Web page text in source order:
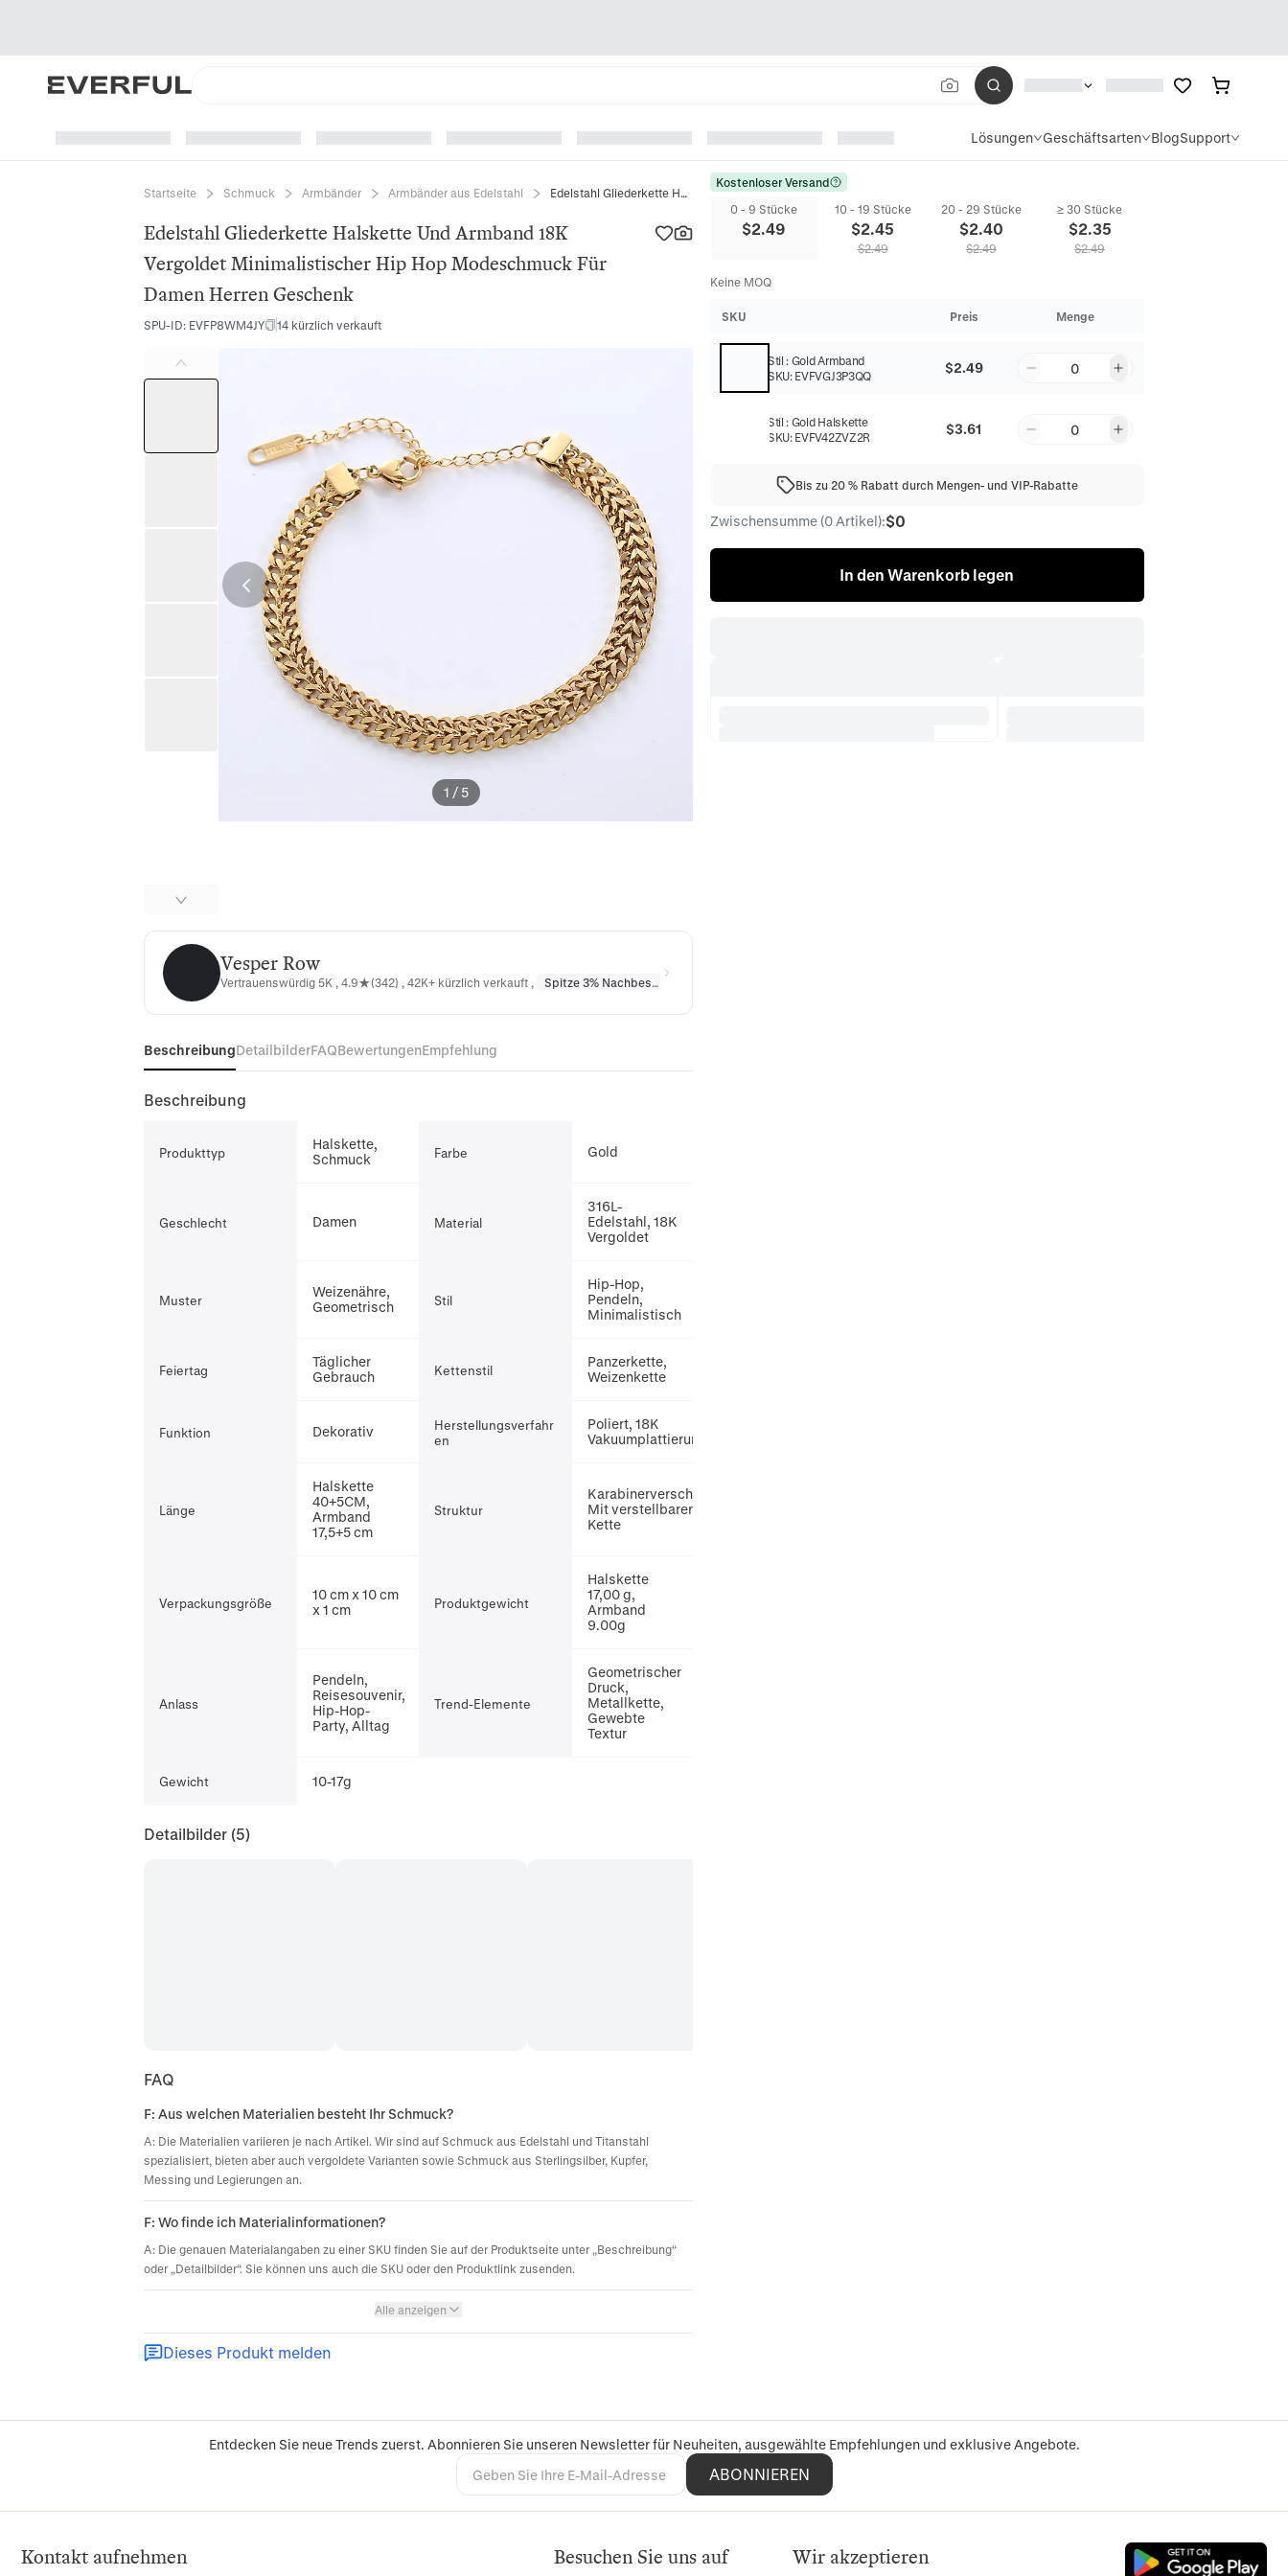
Lösungen Geschäftsarten BlogSupport
Startseite Schmuck Armbänder Armbänder aus Edelstahl Edelstahl Gliederkette Halskette Und Armband 18K Vergoldet Minimalistischer Hip Hop Modeschmuck Für Damen Herren Geschenk
Edelstahl Gliederkette Halskette Und Armband 18K
Vergoldet Minimalistischer Hip Hop Modeschmuck Für
Damen Herren Geschenk
SPU-ID: EVFP8WM4JY 14 kürzlich verkauft
1 / 5
Vesper RowVesper Row
Vertrauenswürdig 5K , 4.9★(342) , 42K+ kürzlich verkauft , Spitze 3% Nachbestellt
BeschreibungDetailbilderFAQBewertungenEmpfehlung
Beschreibung
Produkttyp
Halskette,
Schmuck
Farbe Gold
Geschlecht Damen Material
316L-
Edelstahl, 18K
Vergoldet
Muster
Weizenähre,
Geometrisch
Stil
Hip-Hop,
Pendeln,
Minimalistisch
Feiertag
Täglicher
Gebrauch
Kettenstil
Panzerkette,
Weizenkette
Funktion Dekorativ
Herstellungsverfahr
en
Poliert, 18K
Vakuumplattierung
Länge
Halskette
40+5CM,
Armband
17,5+5 cm
Struktur
Karabinerverschluss,
Mit verstellbarer
Kette
Verpackungsgröße
10 cm x 10 cm
x 1 cm
Produktgewicht
Halskette
17,00 g,
Armband
9.00g
Anlass
Pendeln,
Reisesouvenir,
Hip-Hop-
Party, Alltag
Trend-Elemente
Geometrischer
Druck,
Metallkette,
Gewebte
Textur
Gewicht 10-17g
Detailbilder (5)
FAQ
F: Aus welchen Materialien besteht Ihr Schmuck?
A: Die Materialien variieren je nach Artikel. Wir sind auf Schmuck aus Edelstahl und Titanstahl
spezialisiert, bieten aber auch vergoldete Varianten sowie Schmuck aus Sterlingsilber, Kupfer,
Messing und Legierungen an.
F: Wo finde ich Materialinformationen?
A: Die genauen Materialangaben zu einer SKU finden Sie auf der Produktseite unter „Beschreibung“
oder „Detailbilder“. Sie können uns auch die SKU oder den Produktlink zusenden.
Alle anzeigen
Dieses Produkt melden
Kostenloser Versand
0 - 9 Stücke
$2.49
10 - 19 Stücke
$2.45
$2.49
20 - 29 Stücke
$2.40
$2.49
≥ 30 Stücke
$2.35
$2.49
Keine MOQ
SKU Preis Menge
Stil : Gold Armband
SKU: EVFVGJ3P3QQ $2.49 0
Stil : Gold Halskette
SKU: EVFV42ZVZ2R $3.61 0
Bis zu 20 % Rabatt durch Mengen- und VIP-Rabatte
Zwischensumme (0 Artikel):$0
In den Warenkorb legen
Entdecken Sie neue Trends zuerst. Abonnieren Sie unseren Newsletter für Neuheiten, ausgewählte Empfehlungen und exklusive Angebote.
ABONNIEREN
Kontakt aufnehmen Besuchen Sie uns auf Wir akzeptieren